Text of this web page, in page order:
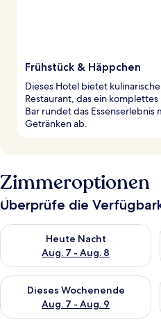
Frühstück & Häppchen
Dieses Hotel bietet
Restaurant, das ein
Bar rundet das
Getränken ab.
Zimmeroptionen
Überprüfe die
Heute Nacht
Aug. 7 - Aug. 8
Überprüfe die Verfügbarkeit
Dieses Wochenende
Aug. 7 - Aug. 9
Überprüfe die Verfügbarkeit